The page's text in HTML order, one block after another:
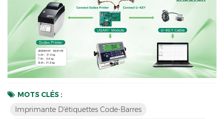
MOTS CLÉS :
Imprimante D'étiquettes Code-Barres